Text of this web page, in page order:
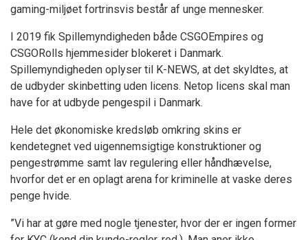
gaming-miljøet fortrinsvis består af unge mennesker.
I 2019 fik Spillemyndigheden både CSGOEmpires og
CSGORolls hjemmesider blokeret i Danmark.
Spillemyndigheden oplyser til K-NEWS, at det skyldtes, at
de udbyder skinbetting uden licens. Netop licens skal man
have for at udbyde pengespil i Danmark.
Hele det økonomiske kredsløb omkring skins er
kendetegnet ved uigennemsigtige konstruktioner og
pengestrømme samt lav regulering eller håndhævelse,
hvorfor det er en oplagt arena for kriminelle at vaske deres
penge hvide.
”Vi har at gøre med nogle tjenester, hvor der er ingen former